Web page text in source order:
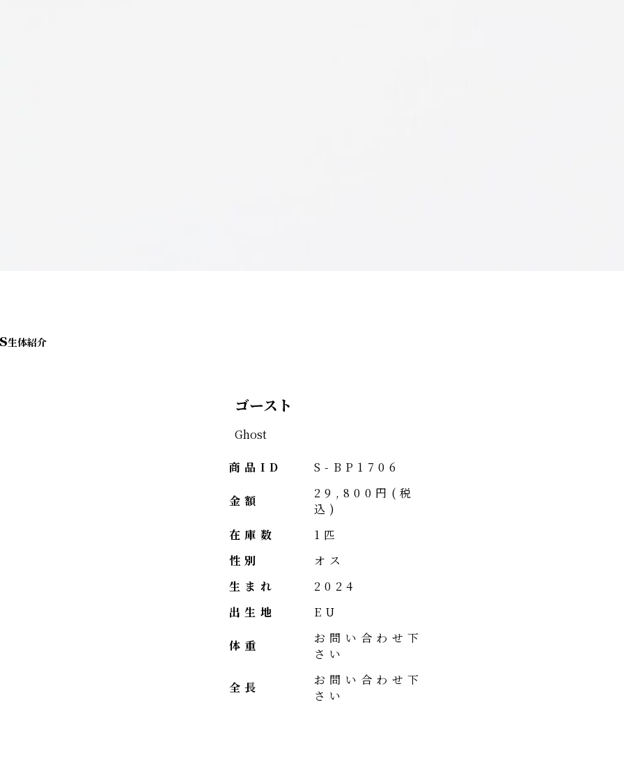
ゴースト
Ghost
商品ID S-BP1706
金額
29,800円(税
込)
在庫数
1匹
性別
オス
生まれ
2024
出生地
EU
体重
お問い合わせ下
さい
全長
お問い合わせ下
さい